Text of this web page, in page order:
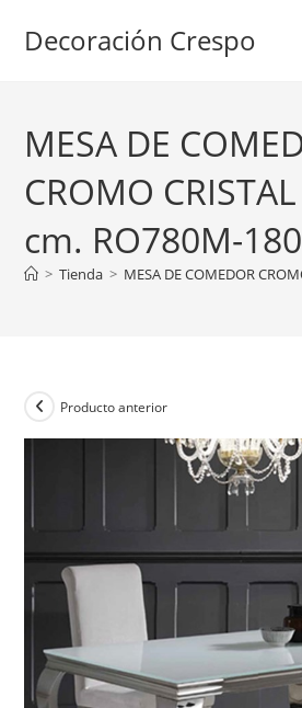
Decoración Crespo
MESA DE
CROMO
cm. RO780M-180
> Tienda > MESA DE COMEDOR
Producto anterior